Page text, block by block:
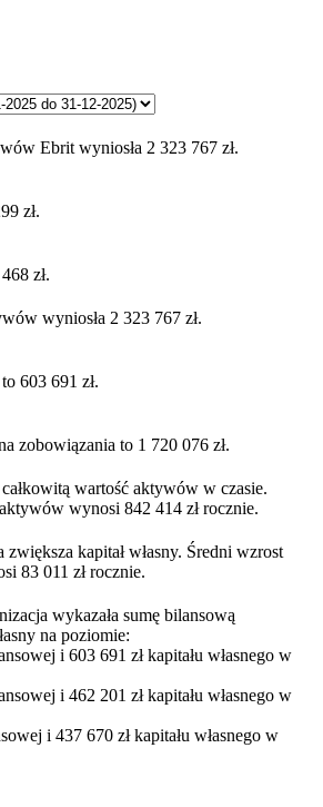
Ebrit wyniosła 2 323 767 zł.
zł.
zł.
wyniosła 2 323 767 zł.
603 691 zł.
zobowiązania to 1 720 076 zł.
całkowitą wartość aktywów w czasie.
wynosi 842 414 zł rocznie.
zwiększa kapitał własny. Średni wzrost
83 011 zł rocznie.
wykazała sumę bilansową
na poziomie:
i 603 691 zł kapitału własnego w
i 462 201 zł kapitału własnego w
i 437 670 zł kapitału własnego w